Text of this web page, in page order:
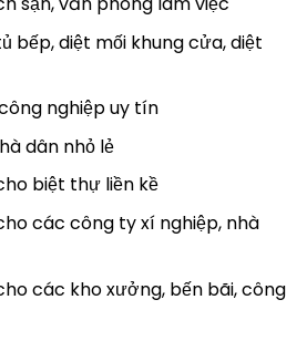
bếp, diệt mối khung cửa, diệt
nghiệp uy tín
dân nhỏ lẻ
biệt thự liền kề
các công ty xí nghiệp, nhà
các kho xưởng, bến bãi, công